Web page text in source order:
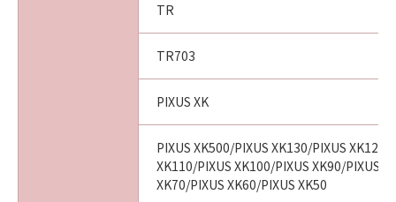
TR
TR703
PIXUS XK
PIXUS XK500/PIXUS XK130/PIXUS XK120/
XK110/PIXUS XK100/PIXUS XK90/PIXUS
XK70/PIXUS XK60/PIXUS XK50